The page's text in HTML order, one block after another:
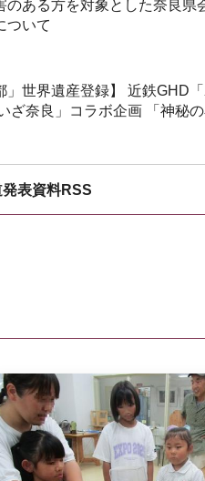
のある方を対象とした奈良県
ついて
」世界遺産登録】 近鉄GHD
ざ奈良」コラボ企画 「神秘
表資料RSS